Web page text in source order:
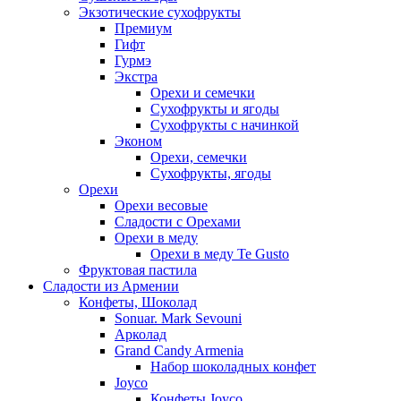
Экзотические сухофрукты
Премиум
Гифт
Гурмэ
Экстра
Орехи и семечки
Сухофрукты и ягоды
Сухофрукты с начинкой
Эконом
Орехи, семечки
Сухофрукты, ягоды
Орехи
Орехи весовые
Сладости с Орехами
Орехи в меду
Орехи в меду Te Gusto
Фруктовая пастила
Сладости из Армении
Конфеты, Шоколад
Sonuar. Mark Sevouni
Арколад
Grand Candy Armenia
Набор шоколадных конфет
Joyco